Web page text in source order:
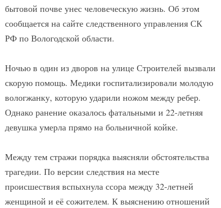
бытовой почве унес человеческую жизнь. Об этом
сообщается на сайте следственного управления СК
РФ по Вологодской области.
Ночью в один из дворов на улице Строителей вызвали
скорую помощь. Медики госпитализировали молодую
вологжанку, которую ударили ножом между ребер.
Однако ранение оказалось фатальными и 22-летняя
девушка умерла прямо на больничной койке.
Между тем стражи порядка выясняли обстоятельства
трагедии. По версии следствия на месте
происшествия вспыхнула ссора между 32-летней
женщиной и её сожителем. К выяснению отношений